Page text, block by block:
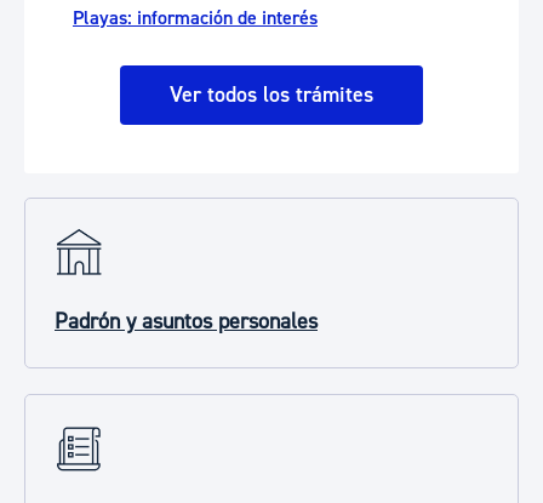
Playas: información de interés
Ver todos los trámites
Padrón y asuntos personales